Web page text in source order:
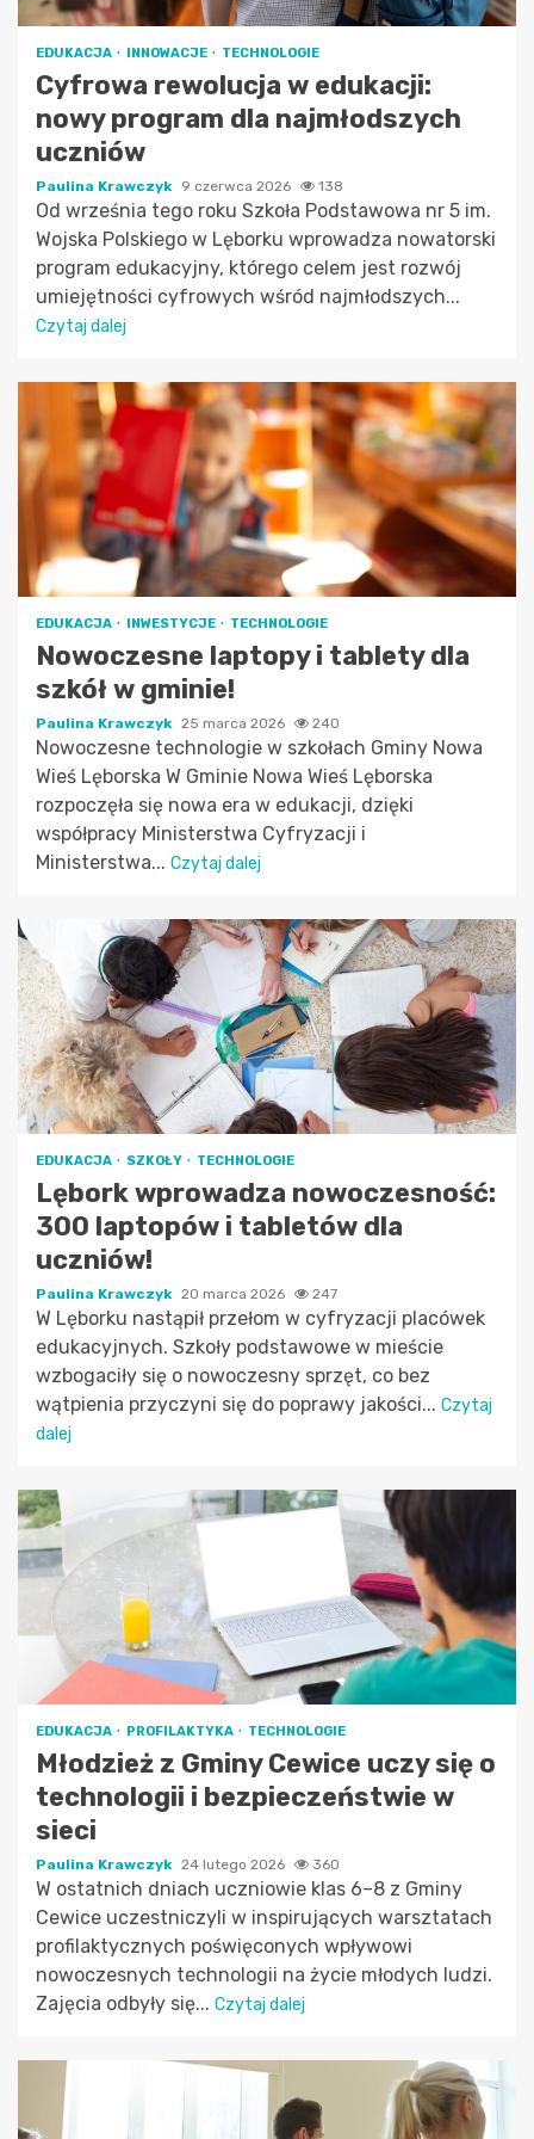
EDUKACJA INNOWACJE TECHNOLOGIE
Cyfrowa rewolucja w edukacji:
nowy program dla najmłodszych
uczniów
Paulina Krawczyk 9 czerwca 2026 138
Od września tego roku Szkoła Podstawowa nr 5 im.
Wojska Polskiego w Lęborku wprowadza nowatorski
program edukacyjny, którego celem jest rozwój
umiejętności cyfrowych wśród najmłodszych...
Czytaj dalej
EDUKACJA INWESTYCJE TECHNOLOGIE
Nowoczesne laptopy i tablety dla
szkół w gminie!
Paulina Krawczyk 25 marca 2026 240
Nowoczesne technologie w szkołach Gminy Nowa
Wieś Lęborska W Gminie Nowa Wieś Lęborska
rozpoczęła się nowa era w edukacji, dzięki
współpracy Ministerstwa Cyfryzacji i
Ministerstwa... Czytaj dalej
EDUKACJA SZKOŁY TECHNOLOGIE
Lębork wprowadza nowoczesność:
300 laptopów i tabletów dla
uczniów!
Paulina Krawczyk 20 marca 2026 247
W Lęborku nastąpił przełom w cyfryzacji placówek
edukacyjnych. Szkoły podstawowe w mieście
wzbogaciły się o nowoczesny sprzęt, co bez
wątpienia przyczyni się do poprawy jakości... Czytaj
dalej
EDUKACJA PROFILAKTYKA TECHNOLOGIE
Młodzież z Gminy Cewice uczy się o
technologii i bezpieczeństwie w
sieci
Paulina Krawczyk 24 lutego 2026 360
W ostatnich dniach uczniowie klas 6–8 z Gminy
Cewice uczestniczyli w inspirujących warsztatach
profilaktycznych poświęconych wpływowi
nowoczesnych technologii na życie młodych ludzi.
Zajęcia odbyły się... Czytaj dalej